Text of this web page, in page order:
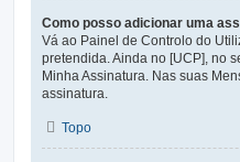
Como posso adicionar uma
Vá ao Painel de Controlo do
pretendida. Ainda no [UCP], no
Minha Assinatura. Nas suas
assinatura.
Topo